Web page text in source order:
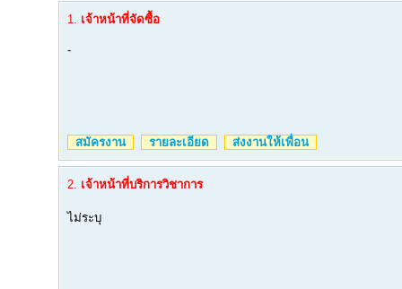
1. เจ้าหน้าที่จัดซื้อ
-
สมัครงาน รายละเอียด ส่งงานให้เพื่อน
2. เจ้าหน้าที่บริการวิชาการ
ไม่ระบุ